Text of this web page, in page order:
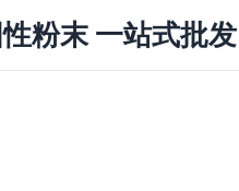
粉末 一站式批